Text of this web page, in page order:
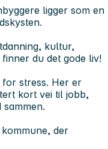
ligger som en
kultur,
du det gode liv!
stress. Her er
kort vei til jobb,
der